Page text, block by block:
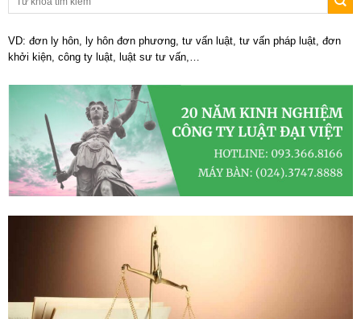
VD: đơn ly hôn, ly hôn đơn phương, tư vấn luật, tư vấn pháp luật, đơn
khởi kiện, công ty luật, luật sư tư vấn,…